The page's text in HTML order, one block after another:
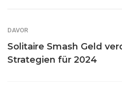
DAVOR
Solitaire Smash Geld
Strategien für 2024